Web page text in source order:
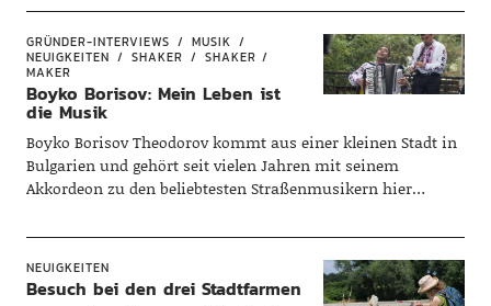
GRÜNDER-INTERVIEWS
MUSIK
NEUIGKEITEN
SHAKER
SHAKER /
MAKER
Boyko Borisov: Mein Leben ist
die Musik
Boyko Borisov Theodorov kommt aus einer kleinen Stadt in
Bulgarien und gehört seit vielen Jahren mit seinem
Akkordeon zu den beliebtesten Straßenmusikern hier…
NEUIGKEITEN
Besuch bei den drei Stadtfarmen